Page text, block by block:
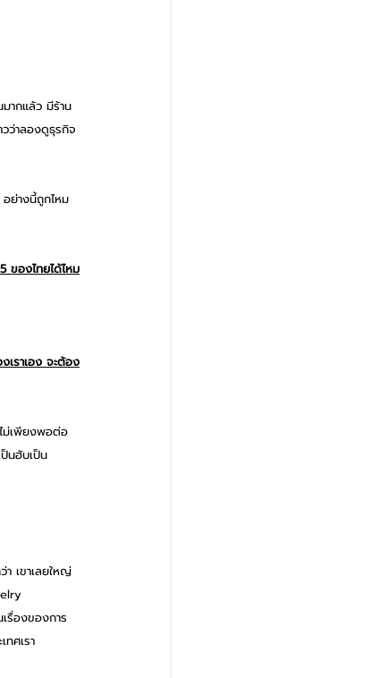
ากแล้ว มีร้าน
ว่าลองดูธุรกิจ
อย่างนี้ถูกไหม
ของไทยได้ไหม
เราเอง จะต้อง
ไม่เพียงพอต่อ
ป็นฮับเป็น
เขาเลยใหญ่
รื่องของการ
ศเรา